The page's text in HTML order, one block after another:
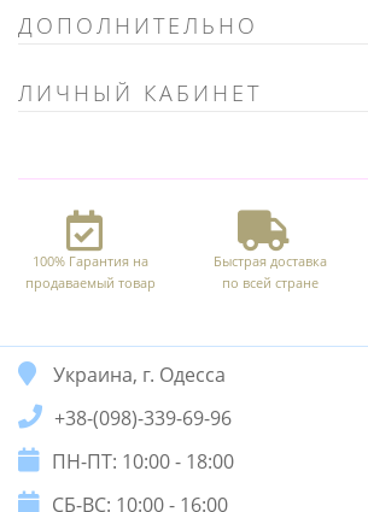
ДОПОЛНИТЕЛЬНО
ЛИЧНЫЙ КАБИНЕТ
100% Гарантия на
продаваемый товар
Быстрая доставка
по всей стране
Украина, г. Одесса
+38-(098)-339-69-96
ПН-ПТ: 10:00 - 18:00
СБ-ВС: 10:00 - 16:00